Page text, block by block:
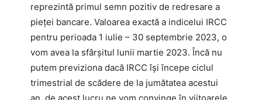
reprezintă primul semn pozitiv de redresare a
pieței bancare. Valoarea exactă a indicelui IRCC
pentru perioada 1 iulie – 30 septembrie 2023, o
vom avea la sfârșitul lunii martie 2023. Încă nu
putem previziona dacă IRCC își începe ciclul
trimestrial de scădere de la jumătatea acestui